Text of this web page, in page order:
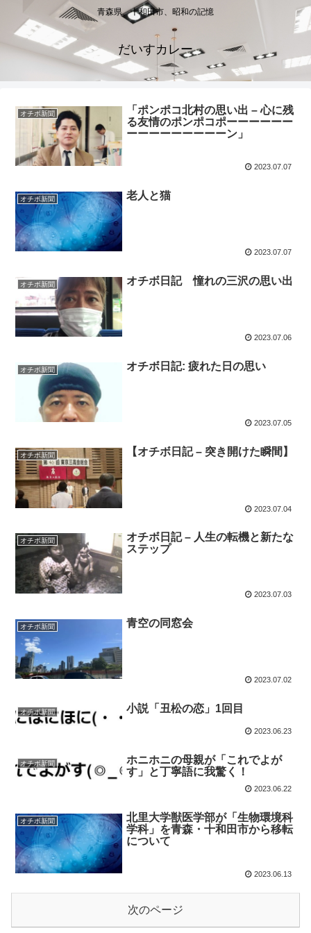
青森県、十和田市、昭和の記憶
だいすカレー
オチボ新聞
「ポンポコ北村の思い出 – 心に残
る友情のポンポコポーーーーーー
ーーーーーーーーーン」
2023.07.07
オチボ新聞 老人と猫
2023.07.07
オチボ新聞 オチボ日記 憧れの三沢の思い出
2023.07.06
オチボ新聞 オチボ日記: 疲れた日の思い
2023.07.05
オチボ新聞 【オチボ日記 – 突き開けた瞬間】
2023.07.04
オチボ新聞
オチボ日記 – 人生の転機と新たな
ステップ
2023.07.03
オチボ新聞 青空の同窓会
2023.07.02
オチボ新聞 小説「丑松の恋」1回目
2023.06.23
オチボ新聞
ホニホニの母親が「これでよが
す」と丁寧語に我驚く！
2023.06.22
オチボ新聞
北里大学獣医学部が「生物環境科
学科」を青森・十和田市から移転
について
2023.06.13
次のページ